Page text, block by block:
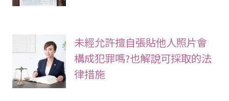
未經允許擅自張貼他人照片會
構成犯罪嗎?也解說可採取的法
律措施